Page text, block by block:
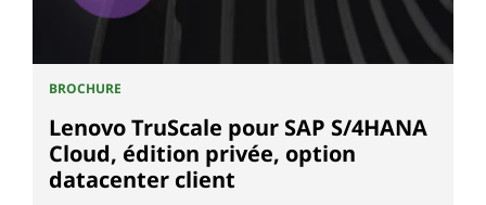
BROCHURE
Lenovo TruScale pour SAP S/4HANA
Cloud, édition privée, option
datacenter client